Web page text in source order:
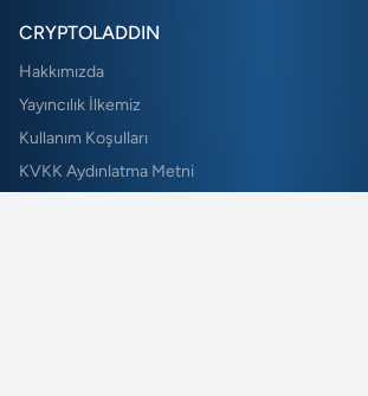
CRYPTOLADDIN
Hakkımızda
Yayıncılık İlkemiz
Kullanım Koşulları
KVKK Aydınlatma Metni